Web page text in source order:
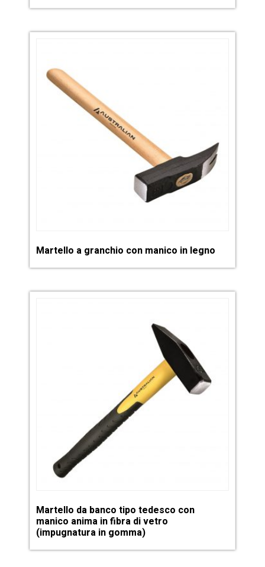
Martello a granchio con manico in legno
Martello da banco tipo tedesco con
manico anima in fibra di vetro
(impugnatura in gomma)